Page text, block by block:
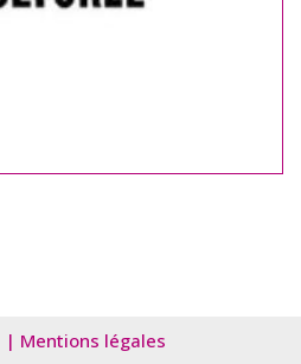
| Mentions légales